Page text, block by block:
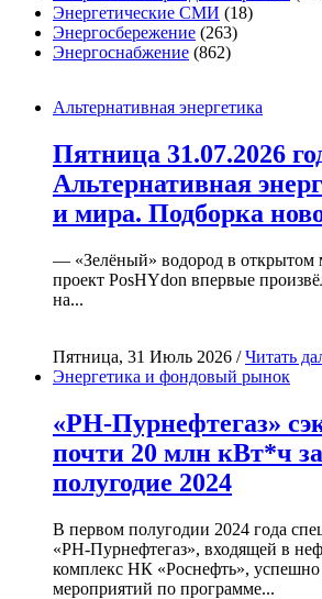
Энергетические СМИ (18)
Энергосбережение (263)
Энергоснабжение (862)
Альтернативная энергетика
Пятница 31.07.2026
Альтернативная
и мира. Подборка
— «Зелёный» водород в открытом
проект PosHYdon впервые
на...
Пятница, 31 Июль 2026 /Читать
Энергетика и фондовый рынок
«РН-Пурнефтегаз»
почти 20 млн кВт*ч
полугодие 2024
В первом полугодии 2024 года
«РН-Пурнефтегаз», входящей в
комплекс НК «Роснефть», успешно
мероприятий по программе...